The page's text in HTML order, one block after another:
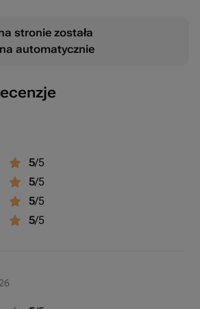
stronie została
automatycznie
5/5
5/5
5/5
5/5